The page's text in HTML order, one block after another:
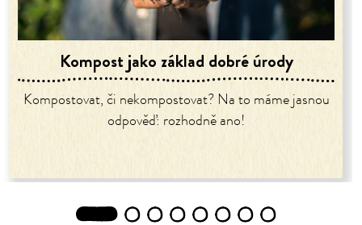
Kompost jako základ dobré úrody
Kompostovat, či nekompostovat? Na to máme jasnou
odpověď: rozhodně ano!
2 3 4 5 6 7 8